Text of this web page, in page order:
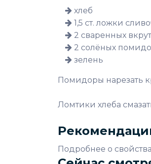
хлеб
1,5 ст. ложки
2 сваренных
2 солёных
зелень
Помидоры нарезать
Ломтики хлеба
Подробнее о